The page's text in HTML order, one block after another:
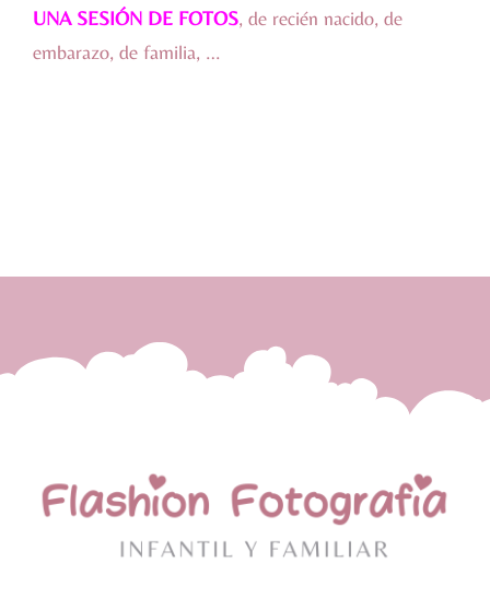
UNA SESIÓN DE FOTOS, de recién nacido, de
embarazo, de familia, …